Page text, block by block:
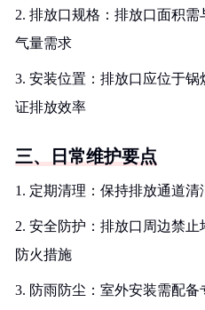
2. 排放口规格：排放口面积
气量需求
3. 安装位置：排放口应位于锅
证排放效率
三、日常维护要点
1. 定期清理：保持排放通道
2. 安全防护：排放口周边禁
防火措施
3. 防雨防尘：室外安装需配